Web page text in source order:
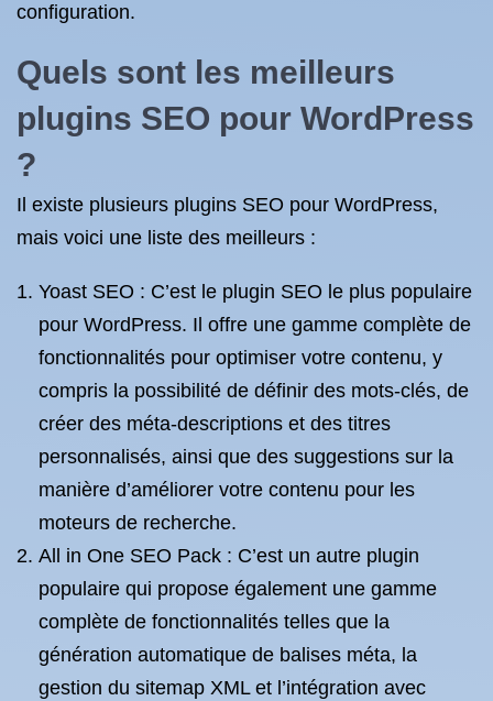
configuration.
Quels sont les meilleurs
plugins SEO pour WordPress
?
Il existe plusieurs plugins SEO pour WordPress,
mais voici une liste des meilleurs :
Yoast SEO : C’est le plugin SEO le plus populaire
pour WordPress. Il offre une gamme complète de
fonctionnalités pour optimiser votre contenu, y
compris la possibilité de définir des mots-clés, de
créer des méta-descriptions et des titres
personnalisés, ainsi que des suggestions sur la
manière d’améliorer votre contenu pour les
moteurs de recherche.
All in One SEO Pack : C’est un autre plugin
populaire qui propose également une gamme
complète de fonctionnalités telles que la
génération automatique de balises méta, la
gestion du sitemap XML et l’intégration avec